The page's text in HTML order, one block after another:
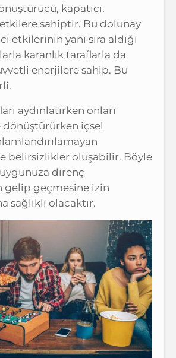
kapatıcı,
sahiptir. Bu dolunay
etkilerinin yanı sıra aldığı
karanlık taraflarla da
enerjilere sahip. Bu
aydınlatırken onları
içsel
belirsizlikler oluşabilir. Böyle
direnç
gelip geçmesine izin
sağlıklı olacaktır.